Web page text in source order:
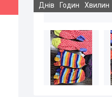
Днів
Годин
Хвилин